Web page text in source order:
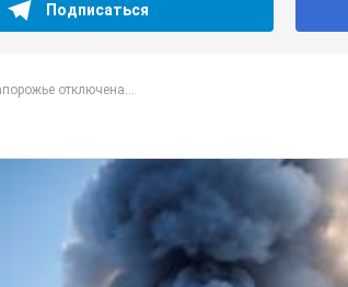
Подписаться
отключена...